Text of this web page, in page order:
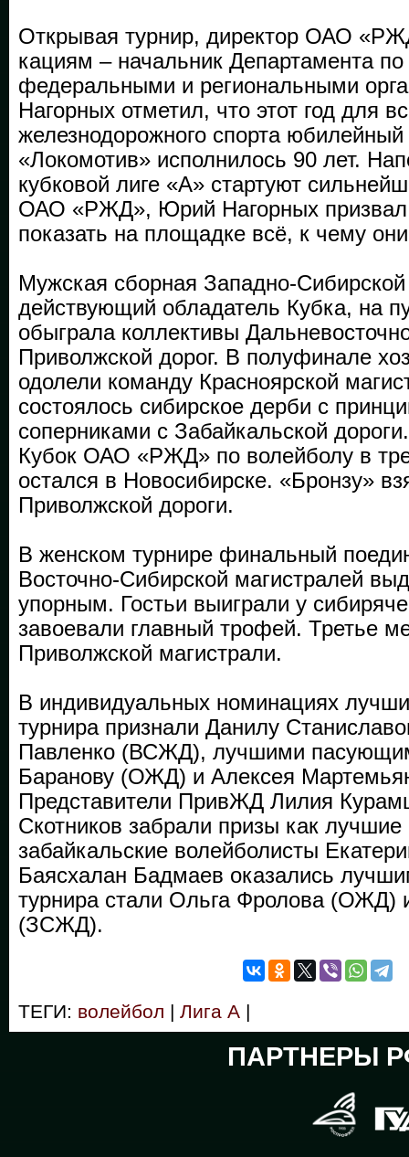
Открывая турнир, директор ОАО
кациям – начальник Департа­мента
федеральными и региональными
Нагорных отметил, что этот год для
железнодорожного спорта
«Локомотив» исполнилось 90 лет.
кубковой лиге «А» стартуют
ОАО «РЖД», Юрий Нагорных призвал
показать на площадке всё, к чему
Мужская сборная Западно-
действующий обладатель Кубка, на
обыграла коллективы
Приволжской дорог. В полуфинале
одолели команду Красноярской
состоялось сибирское дерби с
соперниками с Забайкальской
Кубок ОАО «РЖД» по волейболу в
остался в Новосибирске. «Бронзу»
Приволжской дороги.
В женском турнире финальный
Восточно-Сибирской магистралей
упорным. Гостьи выиграли у
завоевали главный трофей. Третье
Приволжской магистрали.
В индивидуальных номинациях
турнира признали Данилу
Павленко (ВСЖД), лучшими
Баранову (ОЖД) и Алексея
Представители ПривЖД Лилия
Скотников забрали призы как
забайкальские волейболисты
Баясхалан Бадмаев оказались
турнира стали Ольга Фролова (ОЖД)
(ЗСЖД).
ТЕГИ: волейбол | Лига А |
ПАРТНЕРЫ